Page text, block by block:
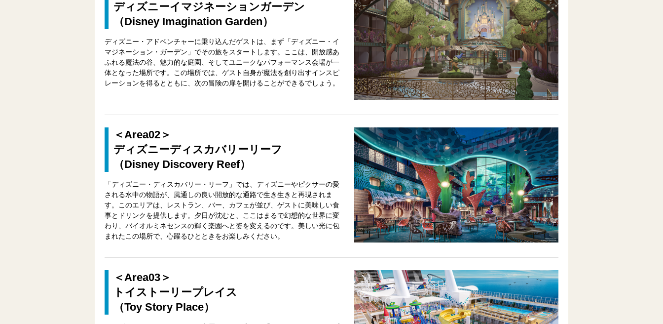
ディズニーイマジネーションガーデン
（Disney Imagination Garden）
ディズニー・アドベンチャーに乗り込んだゲストは、まず「ディズニー・イ
マジネーション・ガーデン」でその旅をスタートします。ここは、開放感あ
ふれる魔法の谷、魅力的な庭園、そしてユニークなパフォーマンス会場が一
体となった場所です。この場所では、ゲスト自身が魔法を創り出すインスピ
レーションを得るとともに、次の冒険の扉を開けることができるでしょう。
＜Area02＞
ディズニーディスカバリーリーフ
（Disney Discovery Reef）
「ディズニー・ディスカバリー・リーフ」では、ディズニーやピクサーの愛
される水中の物語が、風通しの良い開放的な通路で生き生きと再現されま
す。このエリアは、レストラン、バー、カフェが並び、ゲストに美味しい食
事とドリンクを提供します。夕日が沈むと、ここはまるで幻想的な世界に変
わり、バイオルミネセンスの輝く楽園へと姿を変えるのです。美しい光に包
まれたこの場所で、心躍るひとときをお楽しみください。
＜Area03＞
トイストーリープレイス
（Toy Story Place）